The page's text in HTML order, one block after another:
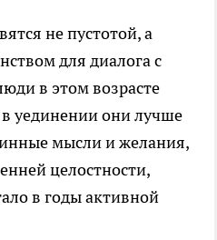
не пустотой, а
для диалога с
в этом возрасте
уединении они лучше
мысли и желания,
целостности,
в годы активной